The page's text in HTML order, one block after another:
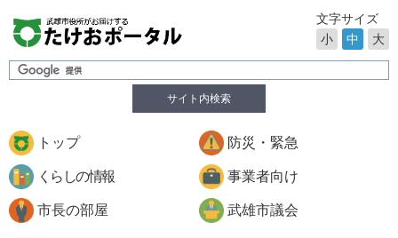
サイト内検索
文字サイズ
小
中 大
トップ 防災・緊急
くらしの情報 事業者向け
市長の部屋 武雄市議会